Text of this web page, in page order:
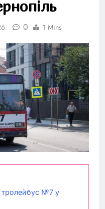
0 1 Mins
тролейбус №7 у